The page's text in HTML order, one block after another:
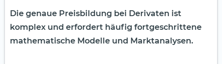
Die genaue Preisbildung bei Derivaten ist
komplex und erfordert häufig fortgeschrittene
mathematische Modelle und Marktanalysen.